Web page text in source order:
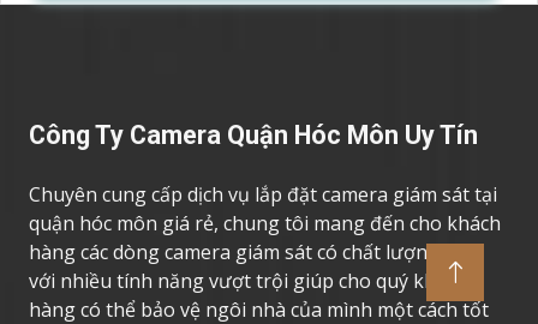
được ghi lại một cách dễ dàng
Công Ty Camera Quận Hóc Môn Uy Tín
Chuyên cung cấp dịch vụ lắp đặt camera giám sát tại
quận hóc môn giá rẻ, chung tôi mang đến cho khách
hàng các dòng camera giám sát có chất lượng cao,
với nhiều tính năng vượt trội giúp cho quý khách
hàng có thể bảo vệ ngôi nhà của mình một cách tốt